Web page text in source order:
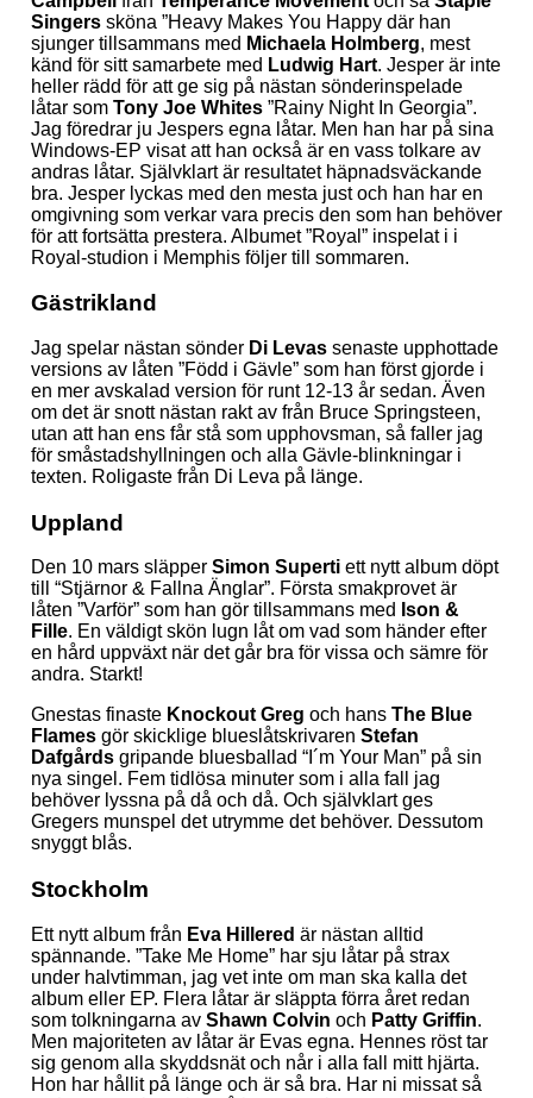
Singerssköna ”Heavy Makes You Happy där han
sjunger tillsammans med Michaela Holmberg, mest
känd för sitt samarbete med Ludwig Hart. Jesper är inte
heller rädd för att ge sig på nästan sönderinspelade
låtar som Tony Joe Whites”Rainy Night In Georgia”.
Jag föredrar ju Jespers egna låtar. Men han har på sina
Windows-EP visat att han också är en vass tolkare av
andras låtar. Självklart är resultatet häpnadsväckande
bra. Jesper lyckas med den mesta just och han har en
omgivning som verkar vara precis den som han behöver
för att fortsätta prestera. Albumet ”Royal” inspelat i i
Royal-studion i Memphis följer till sommaren.
Gästrikland
Jag spelar nästan sönder Di Levassenaste upphottade
versions av låten ”Född i Gävle” som han först gjorde i
en mer avskalad version för runt 12-13 år sedan. Även
om det är snott nästan rakt av från Bruce Springsteen,
utan att han ens får stå som upphovsman, så faller jag
för småstadshyllningen och alla Gävle-blinkningar i
texten. Roligaste från Di Leva på länge.
Uppland
Den 10 mars släpper Simon Superti ett nytt album döpt
till “Stjärnor & Fallna Änglar”. Första smakprovet är
låten ”Varför” som han gör tillsammans med Ison &
Fille. En väldigt skön lugn låt om vad som händer efter
en hård uppväxt när det går bra för vissa och sämre för
andra. Starkt!
Gnestas finaste Knockout Greg och hans The Blue
Flamesgör skicklige blueslåtskrivaren Stefan
Dafgårdsgripande bluesballad “I´m Your Man” på sin
nya singel. Fem tidlösa minuter som i alla fall jag
behöver lyssna på då och då. Och självklart ges
Gregers munspel det utrymme det behöver. Dessutom
snyggt blås.
Stockholm
Ett nytt album från Eva Hillered är nästan alltid
spännande. ”Take Me Home” har sju låtar på strax
under halvtimman, jag vet inte om man ska kalla det
album eller EP. Flera låtar är släppta förra året redan
som tolkningarna av Shawn Colvin och Patty Griffin.
Men majoriteten av låtar är Evas egna. Hennes röst tar
sig genom alla skyddsnät och når i alla fall mitt hjärta.
Hon har hållit på länge och är så bra. Har ni missat så